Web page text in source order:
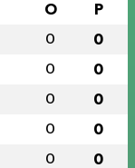
O P
0 0
0 0
0 0
0 0
0 0